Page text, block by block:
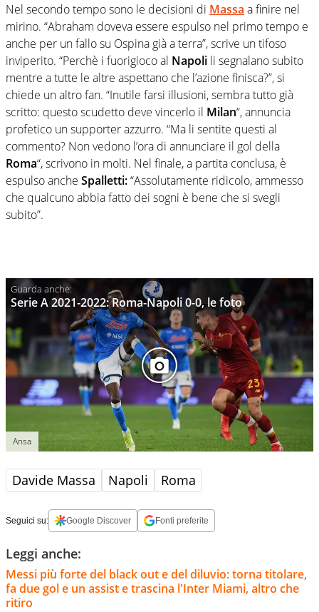
Nel secondo tempo sono le decisioni di Massa a finire nel
mirino. “Abraham doveva essere espulso nel primo tempo e
anche per un fallo su Ospina già a terra”, scrive un tifoso
inviperito. “Perchè i fuorigioco al Napoli li segnalano subito
mentre a tutte le altre aspettano che l’azione finisca?”, si
chiede un altro fan. “Inutile farsi illusioni, sembra tutto già
scritto: questo scudetto deve vincerlo il Milan“, annuncia
profetico un supporter azzurro. “Ma li sentite questi al
commento? Non vedono l’ora di annunciare il gol della
Roma“, scrivono in molti. Nel finale, a partita conclusa, è
espulso anche Spalletti:“Assolutamente ridicolo, ammesso
che qualcuno abbia fatto dei sogni è bene che si svegli
subito”.
Serie A 2021-2022: Roma-Napoli 0-0, le foto
Ansa
Davide Massa Napoli Roma
Seguici su: Google Discover Fonti preferite
Leggi anche:
Messi più forte del black out e del diluvio: torna titolare,
fa due gol e un assist e trascina l'Inter Miami, altro che
ritiro